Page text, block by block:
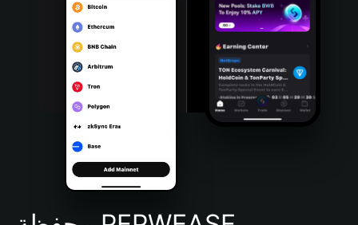
Português (Portugal)
Bahasa Indonesia
Português (Brasil)
Español (Argentina)